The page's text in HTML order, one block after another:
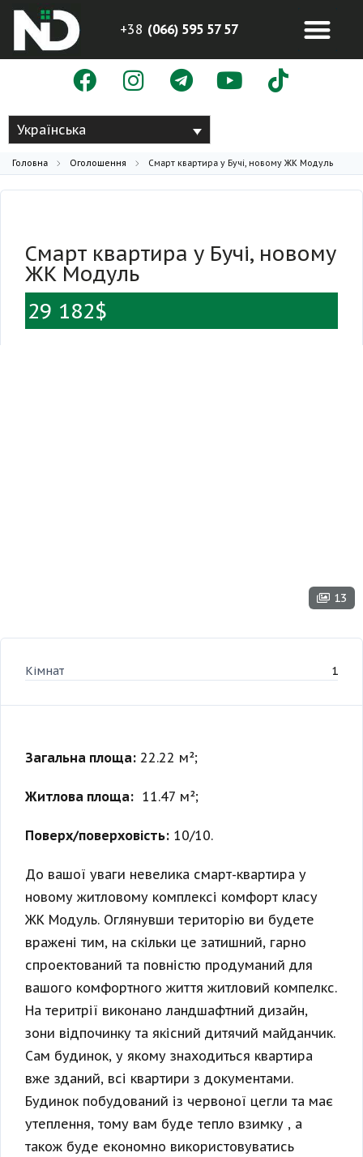
+38 (066) 595 57 57
Українська
Головна Оголошення Смарт квартира у Бучі, новому ЖК Модуль
Смарт квартира у Бучі, новому
ЖК Модуль
29 182$
13
Кімнат 1
Загальна площа: 22.22 м²;
Житлова площа: 11.47 м²;
Поверх/поверховість: 10/10.
До вашої уваги невелика смарт-квартира у
новому житловому комплексі комфорт класу
ЖК Модуль. Оглянувши територію ви будете
вражені тим, на скільки це затишний, гарно
спроектований та повністю продуманий для
вашого комфортного життя житловий компелкс.
На теритрії виконано ландшафтний дизайн,
зони відпочинку та якісний дитячий майданчик.
Сам будинок, у якому знаходиться квартира
вже зданий, всі квартири з документами.
Будинок побудований із червоної цегли та має
утеплення, тому вам буде тепло взимку , а
також буде економно використовуватись